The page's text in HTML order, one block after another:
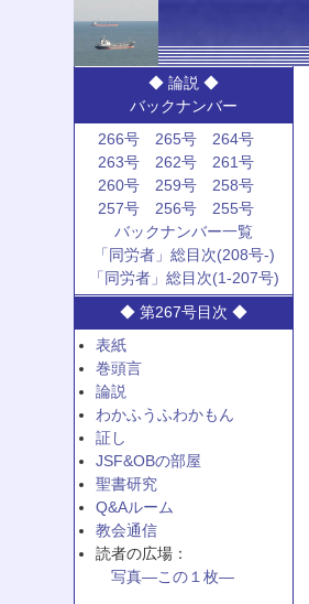
◆ 論説 ◆
バックナンバー
266号
265号
264号
263号
262号
261号
260号
259号
258号
257号
256号
255号
バックナンバー一覧
「同労者」総目次(208号-)
「同労者」総目次(1-207号)
◆ 第267号目次 ◆
表紙
巻頭言
論説
わかふうふわかもん
証し
JSF&OBの部屋
聖書研究
Q&Aルーム
教会通信
読者の広場：
写真—この１枚—